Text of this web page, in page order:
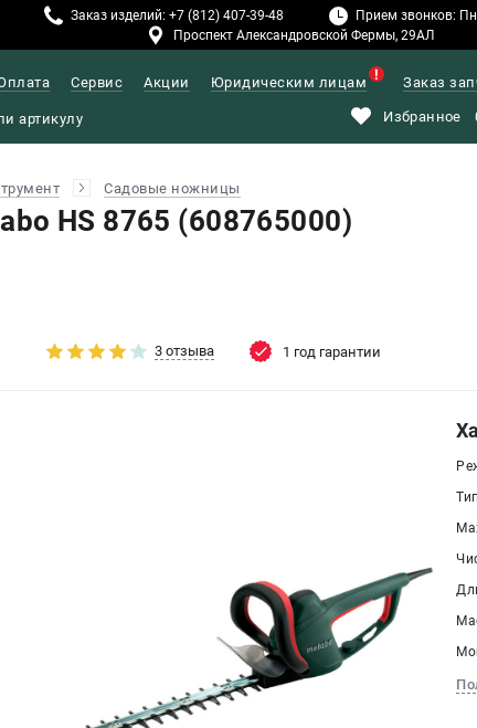
Заказ изделий: +7 (812) 407-39-48 Прием звонков:
Проспект Александровской Фермы, 29АЛ
Сервис Акции Юридическим лицам Заказ
Избранное
Садовые ножницы
HS 8765 (608765000)
3 отзыва 1 год гарантии